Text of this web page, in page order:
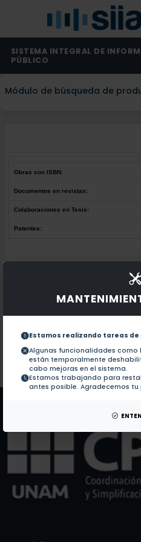
Estamos realizando tareas
Algunas funcionalidades como
están temporalmente
cabo mejoras en el sistema.
Estamos trabajando para
antes posible. Agradecemos
SISTEMA INTEGRAL DE
PÚBLICO
Módulo de búsqueda de
Obras con ISBN:
Documentos en revistas:
Colaboraciones en Tesis:
Patentes:
Colaboraciones en Tesis: No hay tesis de
Patentes: No hay patentes